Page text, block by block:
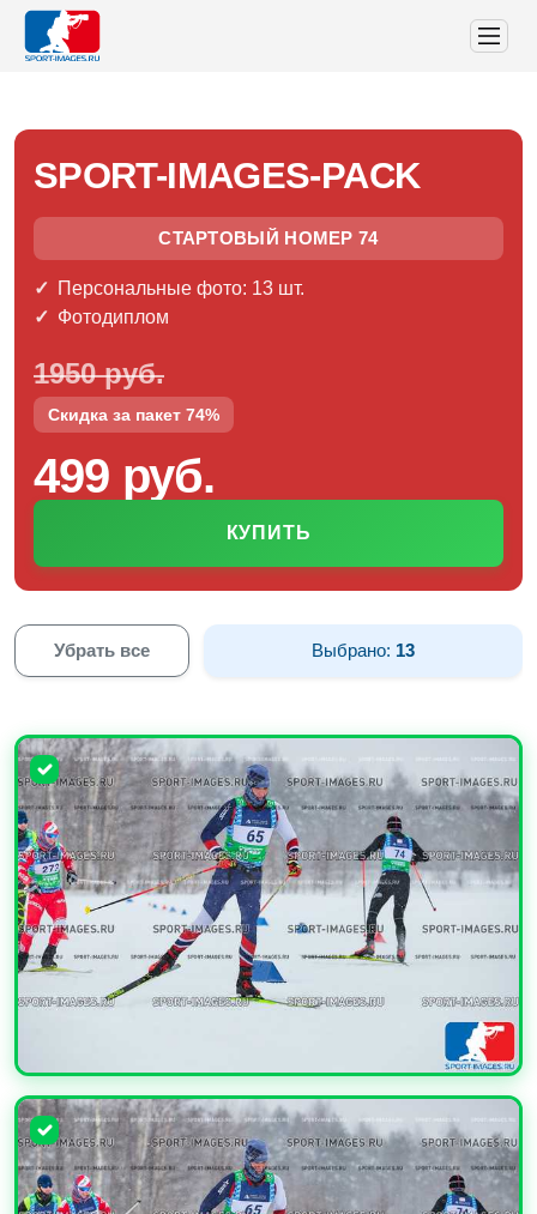
SPORT-IMAGES-PACK
СТАРТОВЫЙ НОМЕР 74
Персональные фото: 13 шт.
Фотодиплом
1950 руб.
Скидка за пакет 74%
499 руб.
КУПИТЬ
Убрать все Выбрано: 13
УВЕЛИЧИТЬ